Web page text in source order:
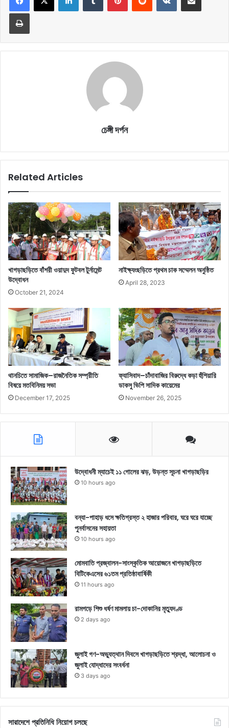
Print
চেঙ্গী দর্পন
Related Articles
খাগড়াছড়িতে বাঁশরী ওয়াদুদ ফুটবল টুর্নামেন্ট
উদ্বোধন
October 21, 2024
নাইক্ষ্যংছড়িতে প্রথম চাক সম্মেলন অনুষ্ঠিত
April 28, 2023
থানচিতে সামাজিক–রাজনৈতিক সম্প্রীতি
বিষয়ে মতবিনিময় সভা
December 17, 2025
ফ্যাসিবাদ–চাঁদাবাজির বিরুদ্ধে কড়া হুঁশিয়ারি
ডাকসু ভিপি সাদিক কায়েমের
November 26, 2025
উদ্বোধনী ম্যাচেই ১১ গোলের ঝড়, উড়ন্ত সূচনা খাগড়াছড়ির
10 hours ago
বন্যা-পাহাড় ধসে ক্ষতিগ্রস্ত ২ হাজার পরিবার, ঘরে ঘরে যাচ্ছে
পুনর্বাসনের সহায়তা
10 hours ago
মোমবাতি প্রজ্বালন-সাংস্কৃতিক আয়োজনে খাগড়াছড়িতে
বিটিকেএসের ৬১তম প্রতিষ্ঠাবার্ষিকী
11 hours ago
রামগড়ে শিশু ধর্ষণ মামলায় চা-দোকানির মৃত্যুদণ্ড
2 days ago
জুলাই গণ-অভ্যুত্থান দিবসে খাগড়াছড়িতে শ্রদ্ধা, আলোচনা ও
জুলাই যোদ্ধাদের সংবর্ধনা
3 days ago
সারাদেশে প্রতিনিধি নিয়োগ চলছে